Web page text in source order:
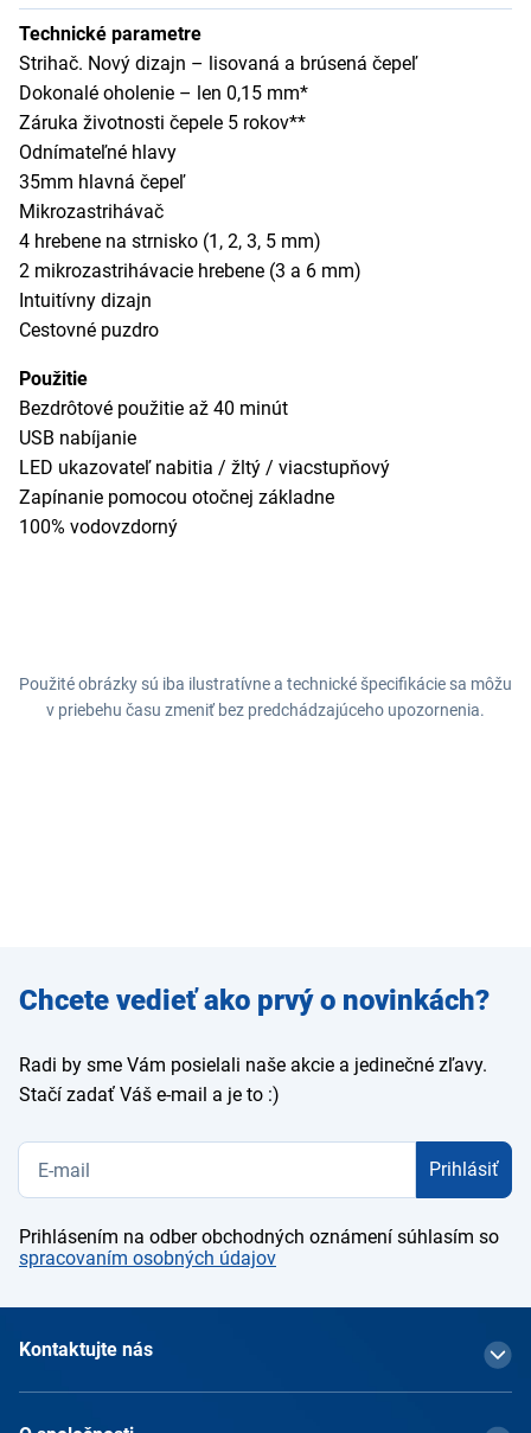
Technické parametre
Strihač. Nový dizajn – lisovaná a brúsená čepeľ
Dokonalé oholenie – len 0,15 mm*
Záruka životnosti čepele 5 rokov**
Odnímateľné hlavy
35mm hlavná čepeľ
Mikrozastrihávač
4 hrebene na strnisko (1, 2, 3, 5 mm)
2 mikrozastrihávacie hrebene (3 a 6 mm)
Intuitívny dizajn
Cestovné puzdro
Použitie
Bezdrôtové použitie až 40 minút
USB nabíjanie
LED ukazovateľ nabitia / žltý / viacstupňový
Zapínanie pomocou otočnej základne
100% vodovzdorný
Použité obrázky sú iba ilustratívne a technické špecifikácie sa môžu
v priebehu času zmeniť bez predchádzajúceho upozornenia.
Zadajte
e-mail
Chcete vedieť ako prvý o novinkách?
Radi by sme Vám posielali naše akcie a jedinečné zľavy.
Stačí zadať Váš e-mail a je to :)
Prihlásiť
Prihlásením na odber obchodných oznámení súhlasím so
spracovaním osobných údajov
Kontaktujte nás